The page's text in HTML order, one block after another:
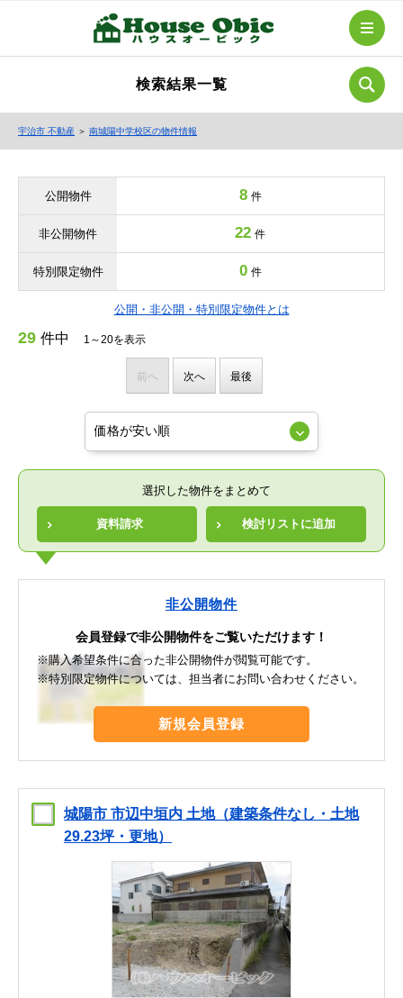
検索結果一覧
宇治市 不動産 ＞ 南城陽中学校区の物件情報
公開物件 8 件
非公開物件 22 件
特別限定物件 0 件
公開・非公開・特別限定物件とは
29 件中 1～20を表示
前へ 次へ 最後
選択した物件をまとめて
資料請求 検討リストに追加
非公開物件
会員登録で非公開物件をご覧いただけます！
※購入希望条件に合った非公開物件が閲覧可能です。
※特別限定物件については、担当者にお問い合わせください。
新規会員登録
城陽市 市辺中垣内 土地（建築条件なし・土地
29.23坪・更地）